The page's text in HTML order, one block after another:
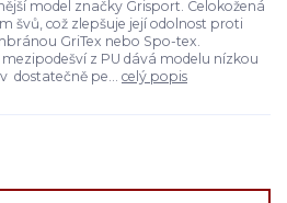
model značky Grisport. Celokožená
švů, což zlepšuje její odolnost proti
GriTex nebo Spo-tex.
z PU dává modelu nízkou
dostatečně pe... celý popis